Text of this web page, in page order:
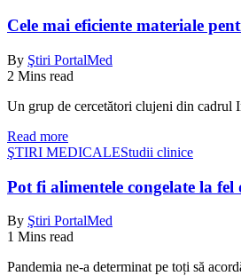
Cele mai eficiente materiale
By Ştiri PortalMed
2 Mins read
Un grup de cercetători clujeni din
Read more
ŞTIRI MEDICALEStudii clinice
Pot fi alimentele congelate la fel
By Ştiri PortalMed
1 Mins read
Pandemia ne-a determinat pe toți să